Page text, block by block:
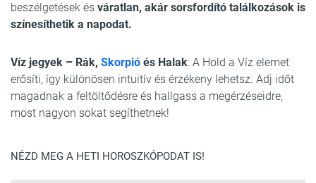
beszélgetések és váratlan, akár sorsfordító találkozások is
színesíthetik a napodat.
Víz jegyek – Rák, Skorpió és Halak: A Hold a Víz elemet
erősíti, így különösen intuitív és érzékeny lehetsz. Adj időt
magadnak a feltöltődésre és hallgass a megérzéseidre,
most nagyon sokat segíthetnek!
NÉZD MEG A HETI HOROSZKÓPODAT IS!